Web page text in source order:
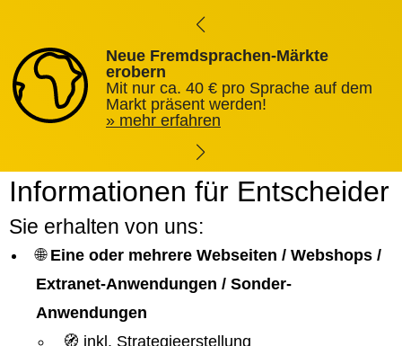
Neue Fremdsprachen-Märkte
erobern
Mit nur ca. 40 € pro Sprache auf dem
Markt präsent werden!
mehr erfahren
Informationen für Entscheider
Sie erhalten von uns:
🌐 Eine oder mehrere Webseiten / Webshops /
Extranet-Anwendungen / Sonder-
Anwendungen
🧭 inkl. Strategieerstellung